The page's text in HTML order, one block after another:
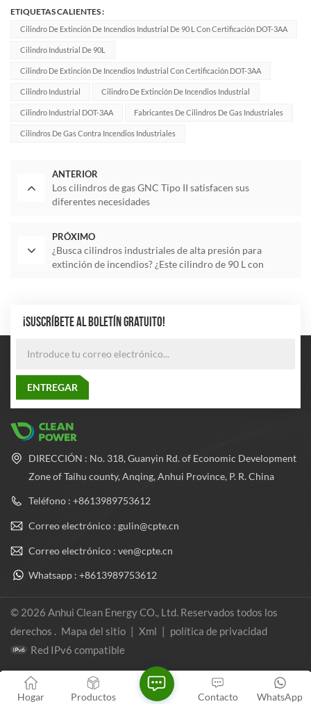
ETIQUETAS CALIENTES :
Cilindro De Extinción De Incendios Industrial De 90 L Con Certificación DOT-3AA
Cilindro Industrial De 90L
Cilindro De Extinción De Incendios Industrial Con Certificación DOT-3AA
Cilindro Industrial Cilindro De Extinción De Incendios Industrial
Cilindro Industrial DOT-3AA Fabricantes De Cilindros De Gas Industriales
Cilindros De Gas Contra Incendios Industriales
ANTERIOR
Los cilindros de gas GNC Tipo II satisfacen sus
diferentes necesidades
PRÓXIMO
¿Busca cilindros industriales de alta presión para
extinción de incendios? ¿Este cilindro de 90 L con
¡SUSCRÍBETE AL BOLETÍN GRATUITO!
DIRECCIÓN : No. 318, Guanyin Rd. of Economic Development
Zone of Taihu county, Anqing, Anhui Province, P. R. China
Teléfono : +8613989753612
Correo electrónico : gulin@cpte.cn
Correo electrónico : ven@cpte.cn
Whatsapp : +8613989753612
© 2026 Anhui Clean Energy CO., Ltd. Reservados todos los
derechos . Mapa del sitio | Xml | política de privacidad
Red IPv6 compatible
Hogar Productos WhatsApp
Contacto